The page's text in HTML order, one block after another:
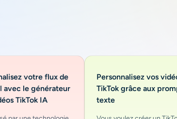
votre flux de
avec le générateur
TikTok IA
Personnalisez vos
TikTok grâce aux
texte